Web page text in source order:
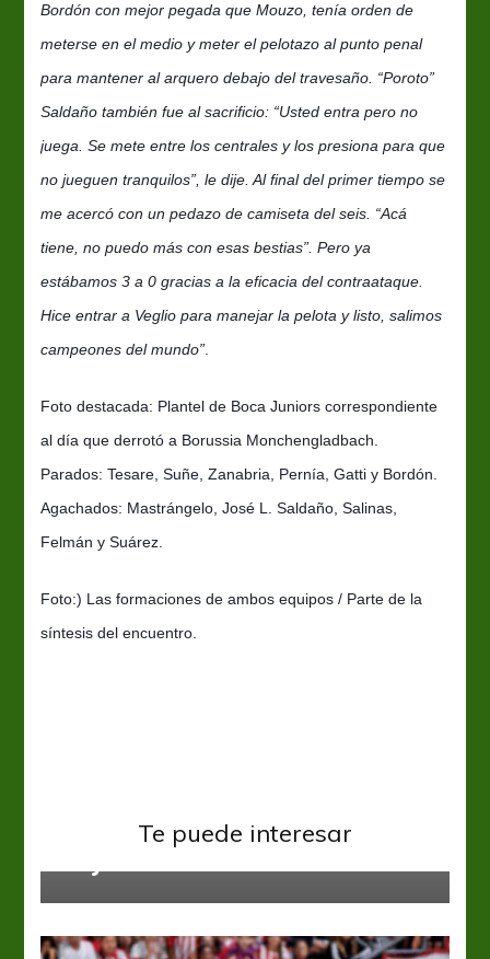
Bordón con mejor pegada que Mouzo, tenía orden de
meterse en el medio y meter el pelotazo al punto penal
para mantener al arquero debajo del travesaño. “Poroto”
Saldaño también fue al sacrificio: “Usted entra pero no
juega. Se mete entre los centrales y los presiona para que
no jueguen tranquilos”, le dije. Al final del primer tiempo se
me acercó con un pedazo de camiseta del seis. “Acá
tiene, no puedo más con esas bestias”. Pero ya
estábamos 3 a 0 gracias a la eficacia del contraataque.
Hice entrar a Veglio para manejar la pelota y listo, salimos
campeones del mundo”
Foto destacada: Plantel de Boca Juniors correspondiente
al día que derrotó a Borussia Monchengladbach.
Parados: Tesare, Suñe, Zanabria, Pernía, Gatti y Bordón.
Agachados: Mastrángelo, José L. Saldaño, Salinas,
Felmán y Suárez.
Foto:) Las formaciones de ambos equipos / Parte de la
síntesis del encuentro.
Te puede interesar
“Riquelme me dijo que vamos a ser